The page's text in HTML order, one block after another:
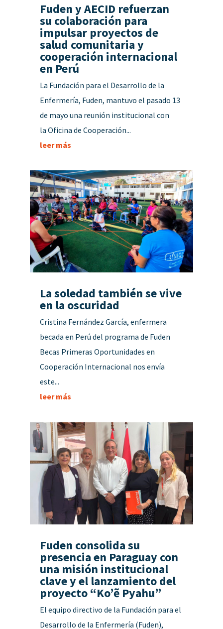
Fuden y AECID refuerzan
su colaboración para
impulsar proyectos de
salud comunitaria y
cooperación internacional
en Perú
La Fundación para el Desarrollo de la
Enfermería, Fuden, mantuvo el pasado 13
de mayo una reunión institucional con
la Oficina de Cooperación...
leer más
La soledad también se vive
en la oscuridad
Cristina Fernández García, enfermera
becada en Perú del programa de Fuden
Becas Primeras Oportunidades en
Cooperación Internacional nos envía
este...
leer más
Fuden consolida su
presencia en Paraguay con
una misión institucional
clave y el lanzamiento del
proyecto “Ko’ẽ Pyahu”
El equipo directivo de la Fundación para el
Desarrollo de la Enfermería (Fuden),